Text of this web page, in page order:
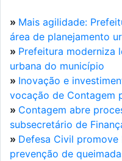
» Mais agilidade:
área de planejamento
» Prefeitura moderniza
urbana do município
» Inovação e
vocação de Contagem
» Contagem abre
subsecretário de
» Defesa Civil
prevenção de